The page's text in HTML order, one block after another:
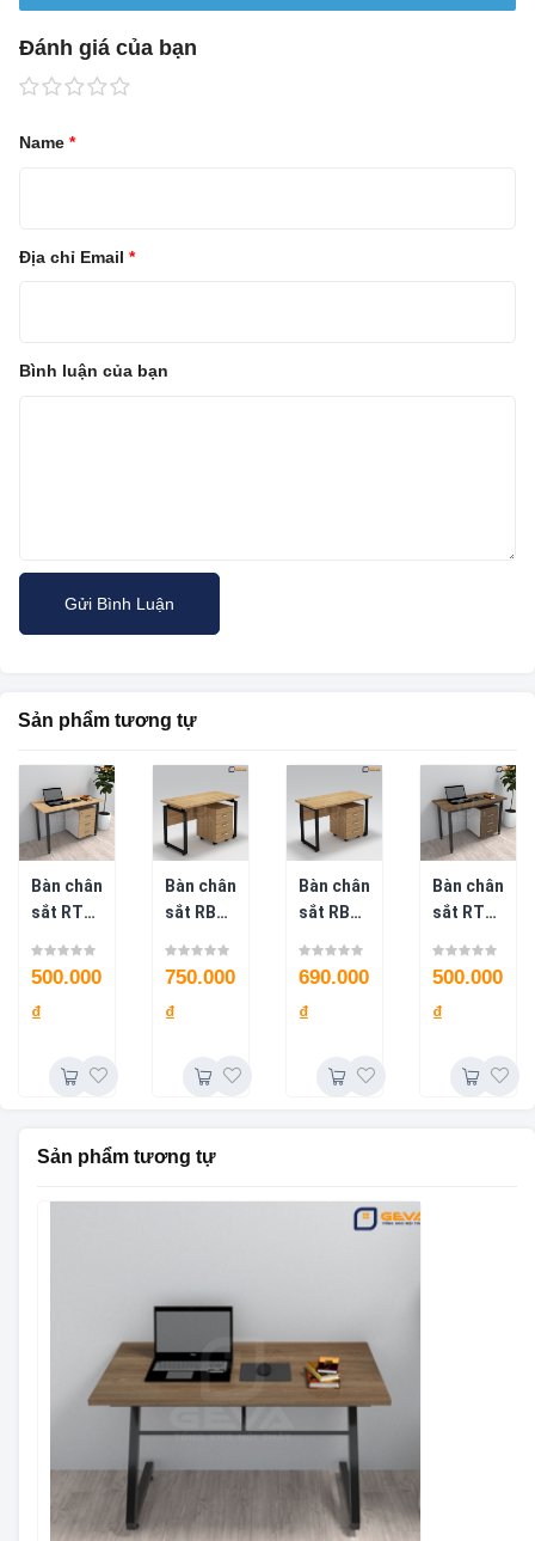
Đánh giá của bạn
Bình luận của bạn
Name *
Địa chỉ Email *
Sản phẩm tương tự
Bàn chân
sắt RT
BLV76V
500.000
₫
Bàn chân
sắt RB
750.000
₫
Bàn chân
sắt RB
690.000
₫
Bàn chân
sắt RT
500.000
₫
Sản phẩm tương tự